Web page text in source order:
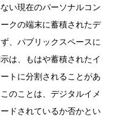
い現在のパーソナルコン
クの端末に蓄積されたデ
、パブリックスペースに
は、もはや蓄積されたイ
トに分割されることがあ
のことは、デジタルイメ
ドされているか否かとい